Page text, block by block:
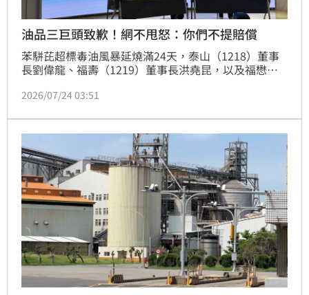
油品三巨頭致歉！網不甩怒：你們不提賠償
苯駢芘超標毒油風暴延燒滿24天，泰山（1218）董事
長劉偉龍、福壽（1219）董事長洪堯昆，以及福懋油
所舉行重訊說明會，三巨頭一字排開向社會大眾致歉。
間被灌爆，短短時間湧入上千則留言，網友罵聲一面
倒，砲火比記者會現場還猛烈。
2026/07/24 03:51